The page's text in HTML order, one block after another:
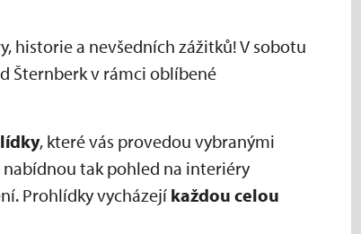
historie a nevšedních zážitků! V sobotu
Šternberk v rámci oblíbené
, které vás provedou vybranými
nabídnou tak pohled na interiéry
Prohlídky vycházejí každou celou